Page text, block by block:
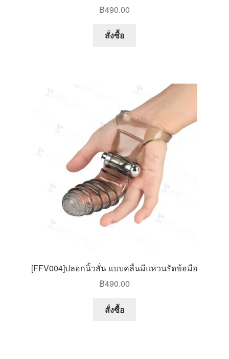
฿490.00
สั่งซื้อ
[FFV004]ปลอกนิ้วสั่น แบบคลื่นมีแหวนรัดข้อมือ
฿490.00
สั่งซื้อ